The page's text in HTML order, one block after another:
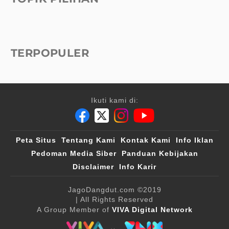
TERPOPULER
Ikuti kami di:
Peta Situs Tentang Kami Kontak Kami
Info Iklan
Pedoman Media Siber
Panduan Kebijakan
Disclaimer
Info Karir
JagoDangdut.com ©2019
| All Rights Reserved
A Group Member of VIVA Digital Network